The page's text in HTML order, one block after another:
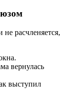
расчленяется,
вернулась
выступил